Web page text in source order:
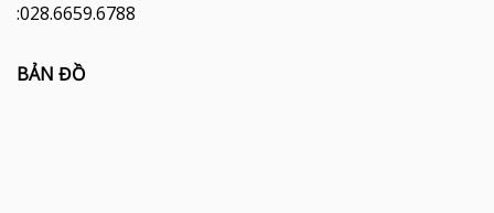
:028.6659.6788
BẢN ĐỒ